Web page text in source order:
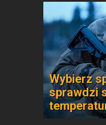
Wybierz
sprawdzi